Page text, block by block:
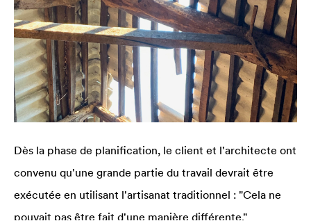
Dès la phase de planification, le client et l'architecte ont
convenu qu'une grande partie du travail devrait être
exécutée en utilisant l'artisanat traditionnel : "Cela ne
pouvait pas être fait d'une manière différente."